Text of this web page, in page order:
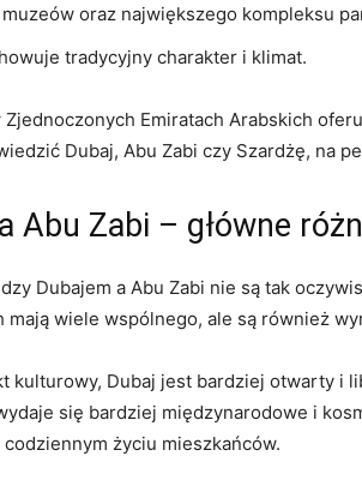
​oraz największego kompleksu
tradycyjny charakter i klimat.
Emiratach Arabskich⁤
Dubaj, Abu Zabi ‌czy Szardżę, na
Abu Zabi – główne
⁤Dubajem a‍ Abu Zabi nie są tak
mają wiele wspólnego, ale ​są również
kulturowy, Dubaj jest bardziej otwarty i
się ‍bardziej​ międzynarodowe i
życiu mieszkańców.